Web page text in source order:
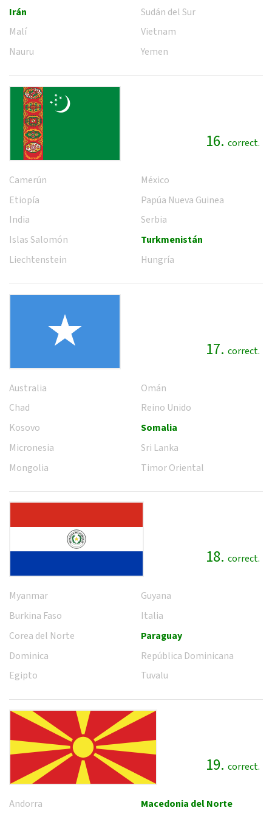
Irán
Malí
Nauru
Sudán del Sur
Vietnam
Yemen
16. correct.
Camerún
Etiopía
India
Islas Salomón
Liechtenstein
México
Papúa Nueva Guinea
Serbia
Turkmenistán
Hungría
17. correct.
Australia
Chad
Kosovo
Micronesia
Mongolia
Omán
Reino Unido
Somalia
Sri Lanka
Timor Oriental
18. correct.
Myanmar
Burkina Faso
Corea del Norte
Dominica
Egipto
Guyana
Italia
Paraguay
República Dominicana
Tuvalu
19. correct.
Andorra
Macedonia del Norte